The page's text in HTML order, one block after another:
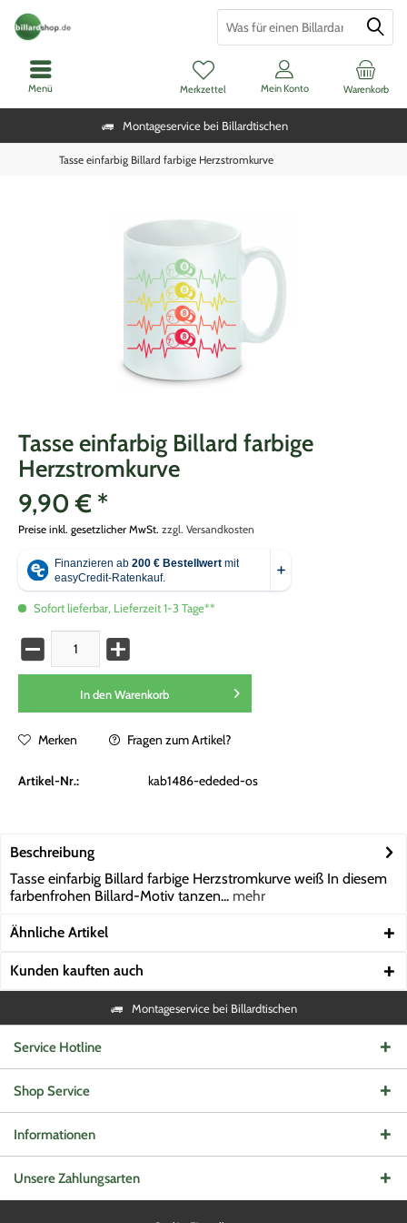
Montageservice bei Billardtischen
Warenkorb
Merkzettel Mein Konto
Menü
Tasse einfarbig Billard farbige Herzstromkurve
Tasse einfarbig Billard farbige
Herzstromkurve
9,90 € *
Preise inkl. gesetzlicher MwSt. zzgl. Versandkosten
Sofort lieferbar, Lieferzeit 1-3 Tage**
In den Warenkorb
Merken Fragen zum Artikel?
Artikel-Nr.: kab1486-ededed-os
Beschreibung
Tasse einfarbig Billard farbige Herzstromkurve weiß In diesem
farbenfrohen Billard-Motiv tanzen... mehr
Ähnliche Artikel
Kunden kauften auch
Montageservice bei Billardtischen
Service Hotline
Shop Service
Informationen
Unsere Zahlungsarten